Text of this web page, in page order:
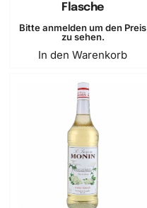
Flasche
Bitte anmelden um den Preis
zu sehen.
In den Warenkorb